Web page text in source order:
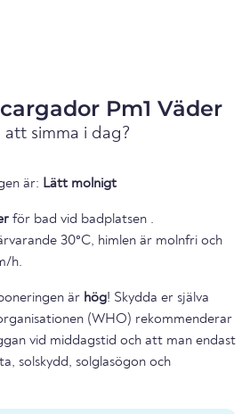
Pm1 Väder
simma i dag?
är: Lätt molnigt
för bad vid badplatsen .
30°C, himlen är molnfri och
h.
är hög! Skydda er själva
(WHO) rekommenderar
vid middagstid och att man endast
solskydd, solglasögon och